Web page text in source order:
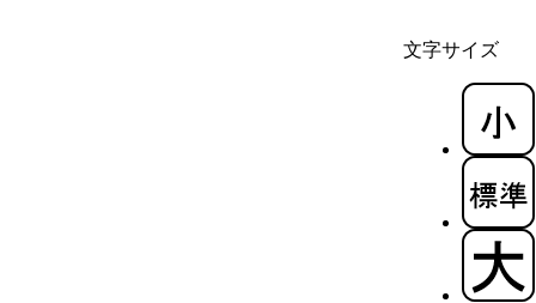
文字サイズ